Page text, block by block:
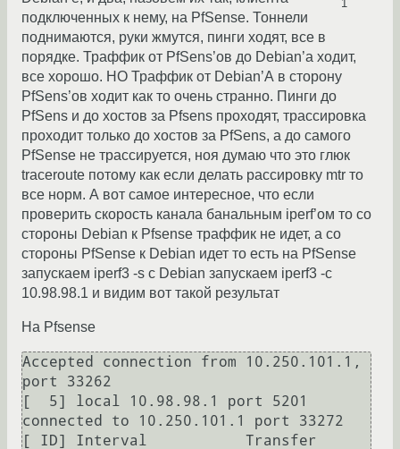
1
подключенных к нему, на PfSense. Тоннели
поднимаются, руки жмутся, пинги ходят, все в
порядке. Траффик от PfSens’ов до Debian’а ходит,
все хорошо. НО Траффик от Debian’А в сторону
PfSens’ов ходит как то очень странно. Пинги до
PfSens и до хостов за Pfsens проходят, трассировка
проходит только до хостов за PfSens, а до самого
PfSense не трассируется, ноя думаю что это глюк
traceroute потому как если делать рассировку mtr то
все норм. А вот самое интересное, что если
проверить скорость канала банальным iperf’ом то со
стороны Debian к Pfsense траффик не идет, а со
стороны PfSense к Debian идет то есть на PfSense
запускаем iperf3 -s c Debian запускаем iperf3 -c
10.98.98.1 и видим вот такой результат
На Pfsense
Accepted connection from 10.250.101.1,
port 33262
[  5] local 10.98.98.1 port 5201
connected to 10.250.101.1 port 33272
[ ID] Interval           Transfer